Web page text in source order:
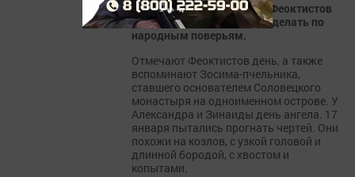
Сегодня,17 января 2022г, Феоктистов
день. Что можно и нельзя делать по
народным поверьям.
Отмечают Феоктистов день, а также
вспоминают Зосима-пчельника,
ставшего основателем Соловецкого
монастыря на одноименном острове. У
Александра и Зинаиды день ангела. 17
января пытались прогнать чертей. Они
похожи на козлов, с узкой головой и
длинной бородой, с хвостом и
копытами.